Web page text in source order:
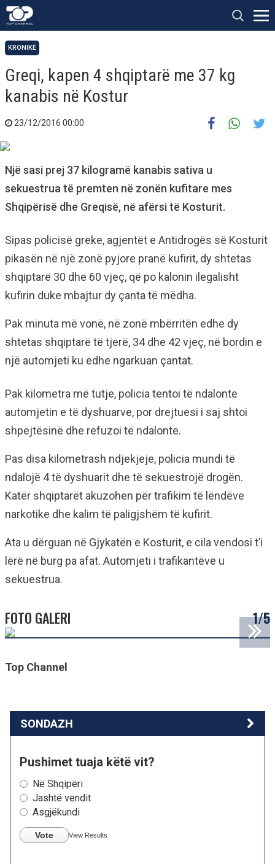
KRONIKË
Greqi, kapen 4 shqiptarë me 37 kg
kanabis në Kostur
23/12/2016 00:00
Një sasi prej 37 kilogramë kanabis sativa u
sekuestrua të premten në zonën kufitare mes
Shqipërisë dhe Greqisë, në afërsi të Kosturit.
Sipas policisë greke, agjentët e Antidrogës së Kosturit
pikasën në një zonë pyjore pranë kufirit, dy shtetas
shqiptarë 30 dhe 60 vjeç, që po kalonin ilegalisht
kufirin duke mbajtur dy çanta të mëdha.
Pak minuta më vonë, në zonë mbërritën edhe dy
shtetas shqiptarë të tjerë, 34 dhe 42 vjeç, në bordin e
një automjeti ku edhe ngarkuan çantat.
Pak kilometra më tutje, policia tentoi të ndalonte
automjetin e të dyshuarve, por drejtuesi i saj shtoi
shpejtësinë dhe refuzoi të ndalonte.
Pas disa kilometrash ndjekjeje, policia mundi të
ndalojë 4 të dyshuarit dhe të sekuestrojë drogën.
Katër shqiptarët akuzohen për trafikim të lëndëve
narkotike dhe kalim të paligjshëm të kufirit.
Ata u dërguan në Gjykatën e Kosturit, e cila vendosi t’i
lërë në burg pa afat. Automjeti i trafikantëve u
sekuestrua.
FOTO GALERI 1/5
Top Channel
SONDAZH
Pushimet tuaja këtë vit?
Në Shqipëri
Jashtë vendit
Asgjëkundi
Vote View Results